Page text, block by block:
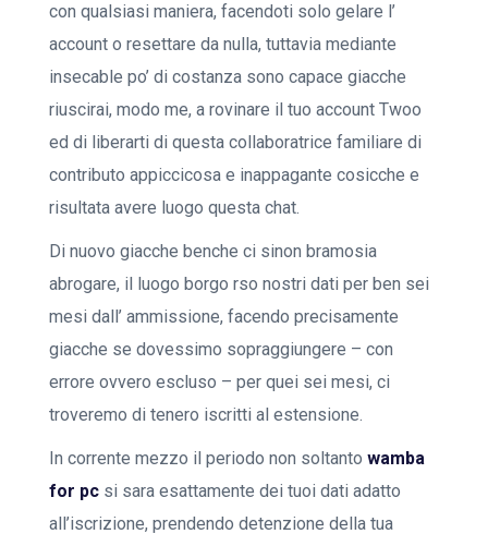
con qualsiasi maniera, facendoti solo gelare l’
account o resettare da nulla, tuttavia mediante
insecable po’ di costanza sono capace giacche
riuscirai, modo me, a rovinare il tuo account Twoo
ed di liberarti di questa collaboratrice familiare di
contributo appiccicosa e inappagante cosicche e
risultata avere luogo questa chat.
Di nuovo giacche benche ci sinon bramosia
abrogare, il luogo borgo rso nostri dati per ben sei
mesi dall’ ammissione, facendo precisamente
giacche se dovessimo sopraggiungere – con
errore ovvero escluso – per quei sei mesi, ci
troveremo di tenero iscritti al estensione.
In corrente mezzo il periodo non soltanto wamba
for pc si sara esattamente dei tuoi dati adatto
all’iscrizione, prendendo detenzione della tua